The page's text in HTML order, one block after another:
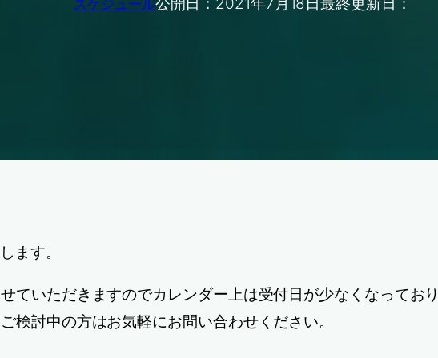
スケジュール公開日： 2021年7月18日最終更新日：
します。
ていただきますのでカレンダー上は受付日が少なくなってお
検討中の方はお気軽にお問い合わせください。